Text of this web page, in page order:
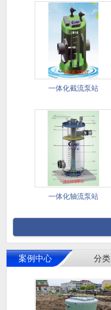
一体化截流泵站
一体化轴流泵站
案例中心 分类